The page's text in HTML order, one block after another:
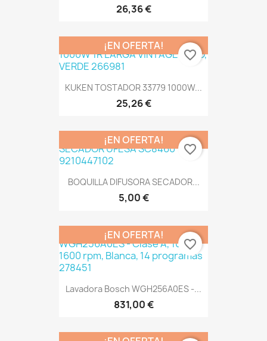
26,36 €
KUKEN TOSTADOR 33779 1000W...
25,26 €
¡EN OFERTA!
favorite_border
BOQUILLA DIFUSORA SECADOR...
5,00 €
¡EN OFERTA!
favorite_border
Lavadora Bosch WGH256A0ES -...
831,00 €
¡EN OFERTA!
favorite_border